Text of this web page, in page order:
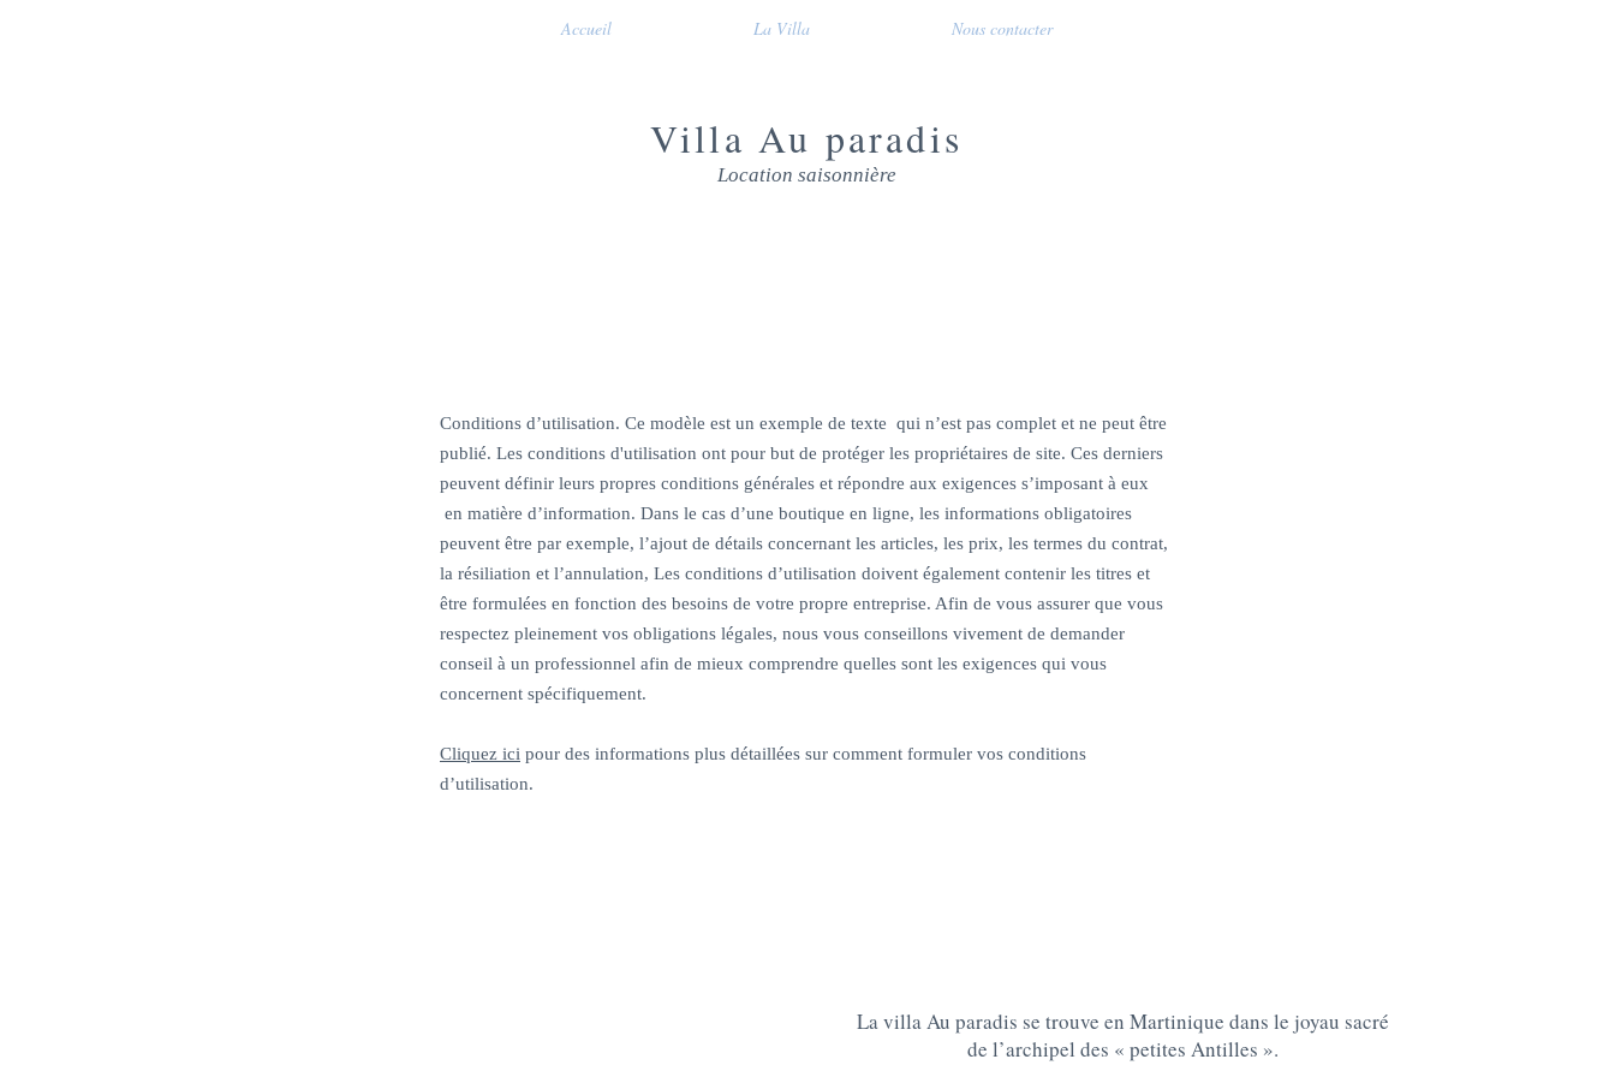
Accueil La Villa Nous contacter
Villa Au paradis
Location saisonnière
Conditions d’utilisation. Ce modèle est un exemple de texte qui n’est pas complet et ne peut être
publié. Les conditions d'utilisation ont pour but de protéger les propriétaires de site. Ces derniers
peuvent définir leurs propres conditions générales et répondre aux exigences s’imposant à eux
en matière d’information. Dans le cas d’une boutique en ligne, les informations obligatoires
peuvent être par exemple, l’ajout de détails concernant les articles, les prix, les termes du contrat,
la résiliation et l’annulation, Les conditions d’utilisation doivent également contenir les titres et
être formulées en fonction des besoins de votre propre entreprise. Afin de vous assurer que vous
respectez pleinement vos obligations légales, nous vous conseillons vivement de demander
conseil à un professionnel afin de mieux comprendre quelles sont les exigences qui vous
concernent spécifiquement.
Cliquez ici pour des informations plus détaillées sur comment formuler vos conditions
d’utilisation.
La villa Au paradis se trouve en Martinique dans le joyau sacré
de l’archipel des « petites Antilles ».